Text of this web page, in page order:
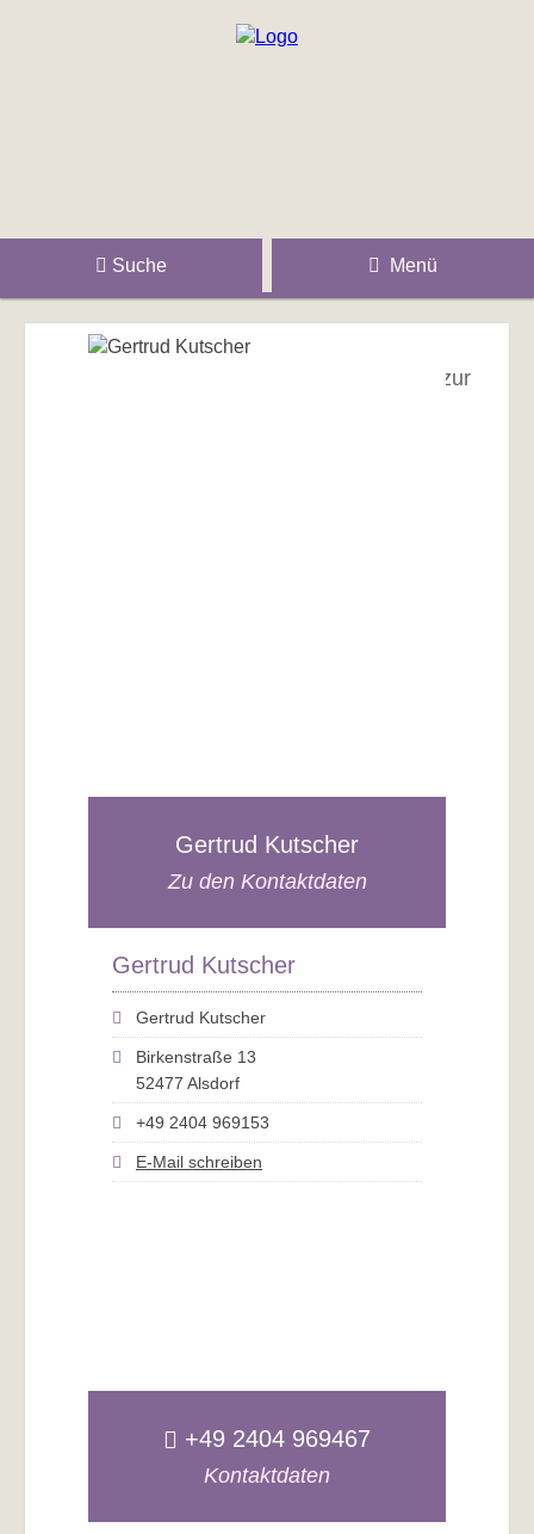
Suche Menü
Gertrud Kutscher
Zu den Kontaktdaten
Gertrud Kutscher
Gertrud Kutscher
Birkenstraße 13
52477 Alsdorf
+49 2404 969153
E-Mail schreiben
+49 2404 969467
Kontaktdaten
zur